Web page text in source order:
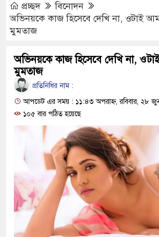
সিল-স্বাক্ষর
উদ্ধার
জনগণ
মিরপুর
প্রচ্ছদ
বিনোদন
অভিনয়কে কাজ হিসেবে দেখি না, ওটাই
মুমতাজ
অভিনয়কে কাজ হিসেবে দেখি না,
মুমতাজ
প্রতিনিধির নাম :
আপডেট এর সময় : ১১:৪৩ অপরাহ্ন, রবিবার, ২৮
১০৫ বার পঠিত হয়েছে